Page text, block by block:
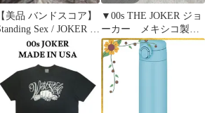
【美品 バンドスコア】
Sex / JOKER -
即購入可-
▼00s THE JOKER ジョ
ーカー メキシコ製
【M】セミヴィンテー
ジ